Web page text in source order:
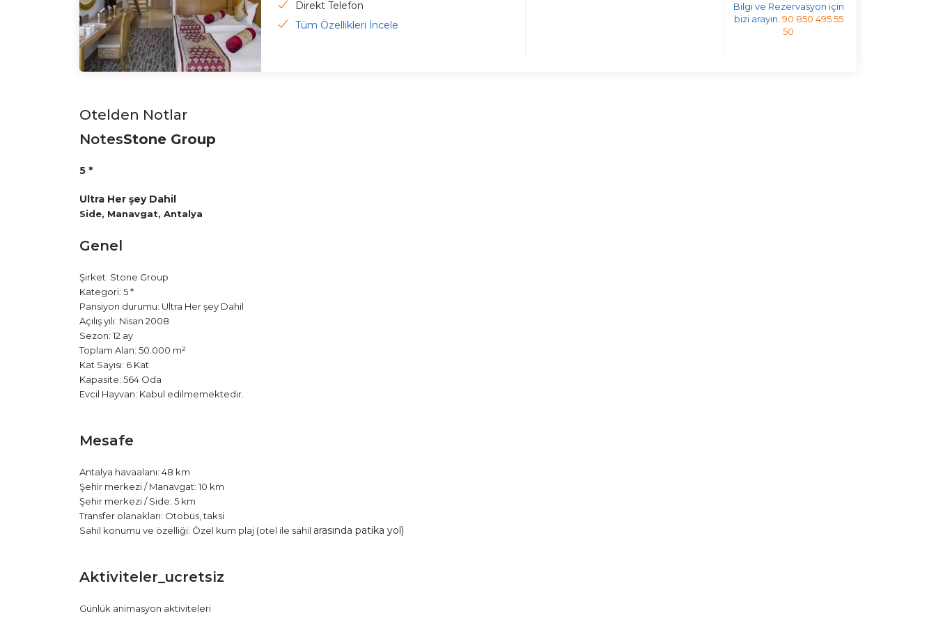
Direkt Telefon
Tüm Özellikleri İncele
Bilgi ve Rezervasyon için
bizi arayın. 90 850 495 55
50
Otelden Notlar
NotesStone Group
5 *
Ultra Her şey Dahil
Side, Manavgat, Antalya
Genel
Şirket: Stone Group
Kategori: 5 *
Pansiyon durumu: Ultra Her şey Dahil
Açılış yılı: Nisan 2008
Sezon: 12 ay
Toplam Alan: 50.000 m²
Kat Sayısı: 6 Kat
Kapasite: 564 Oda
Evcil Hayvan: Kabul edilmemektedir.
Mesafe
Antalya havaalanı: 48 km
Şehir merkezi / Manavgat: 10 km
Şehir merkezi / Side: 5 km
Transfer olanakları: Otobüs, taksi
Sahil konumu ve özelliği: Özel kum plaj (otel ile sahil arasında patika yol)
Aktiviteler_ucretsiz
Günlük animasyon aktiviteleri